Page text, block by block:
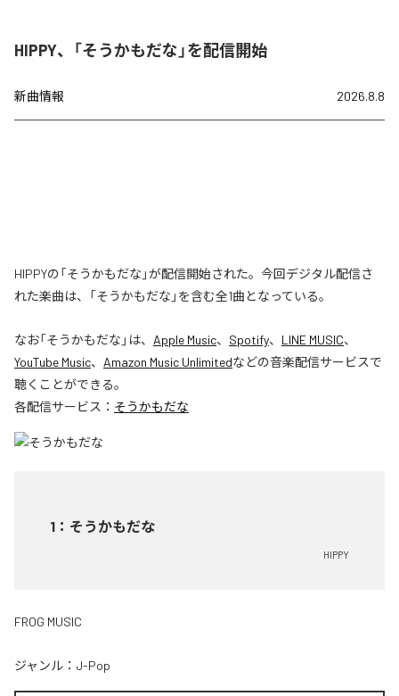
HIPPY、「そうかもだな」を配信開始
新曲情報 2026.8.8
HIPPYの「そうかもだな」が配信開始された。今回デジタル配信さ
れた楽曲は、「そうかもだな」を含む全1曲となっている。
なお「そうかもだな 」は、 Apple Music、 Spotify、 LINE MUSIC、
YouTube Music、 Amazon Music Unlimitedなどの音楽配信サービスで
聴くことができる。
各配信サービス： そうかもだな
1 ： そうかもだな
HIPPY
FROG MUSIC
ジャンル： J-Pop